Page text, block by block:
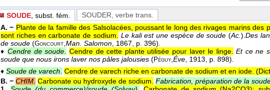
SOUDE , subst. fém. SOUDER , verbe trans.
A. − Plante de la famille des Salsolacées, poussant le long des rivages marins des
sont riches en carbonate de sodium. Le kali est une espèce de soude (Ac.).Des
de soude (Goncourt,Man. Salomon, 1867, p. 396).
♦Cendre de soude. Cendre de cette plante utilisée pour laver le linge. Et ce ne
soude que nous irons laver nos pâles jalousies (Péguy,Éve, 1913, p. 898).
♦ Soude de varech Cendre de varech riche en carbonate de sodium et en iode. (Dict.
B. − CHIM. Carbonate ou hydroxyde de sodium. Fabrication, préparation de la